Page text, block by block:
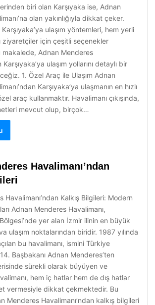
biri olan Karşıyaka ise, Adnan
olan yakınlığıyla dikkat çeker.
ulaşım yöntemleri, hem yerli
ziyaretçiler için çeşitli seçenekler
makalede, Adnan Menderes
Karşıyaka’ya ulaşım yollarını detaylı bir
1. Özel Araç ile Ulaşım Adnan
Karşıyaka’ya ulaşmanın en hızlı
araç kullanmaktır. Havalimanı çıkışında,
mevcut olup, birçok…
Havalimanı’ndan
Havalimanı’ndan Kalkış Bilgileri: Modern
Adnan Menderes Havalimanı,
yer alan İzmir ilinin en büyük
ulaşım noktalarından biridir. 1987 yılında
bu havalimanı, ismini Türkiye
Başbakanı Adnan Menderes’ten
sürekli olarak büyüyen ve
hem iç hatlar hem de dış hatlar
vermesiyle dikkat çekmektedir. Bu
Menderes Havalimanı’ndan kalkış bilgileri